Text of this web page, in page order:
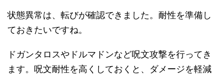
状態異常は、転びが確認できました。耐性を準備し
ておきたいですね。
ドガンタロスやドルマドンなど呪文攻撃を行ってき
ます。呪文耐性を高くしておくと、ダメージを軽減